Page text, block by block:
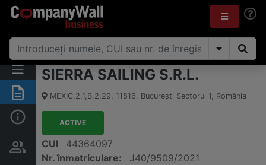
Rezumat
Persoane și structură de
proprietate
SIERRA SAILING S.R.L.
MEXIC,2,1,B,2,29, 11816, Bucureşti Sectorul 1, România
ACTIVE
CUI
44364097
Nr. înmatriculare:
J40/9509/2021